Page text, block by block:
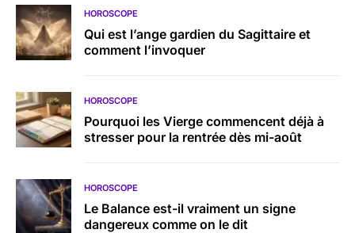
HOROSCOPE
Qui est l’ange gardien du Sagittaire et
comment l’invoquer
HOROSCOPE
Pourquoi les Vierge commencent déjà à
stresser pour la rentrée dès mi-août
HOROSCOPE
Le Balance est-il vraiment un signe
dangereux comme on le dit